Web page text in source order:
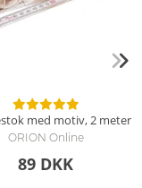
med motiv, 2 meter
ORION Online
89 DKK